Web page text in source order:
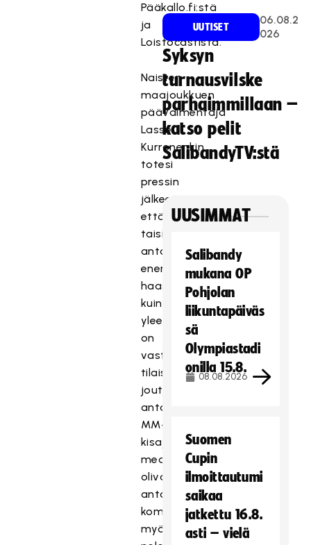
Pääkallo.fi:stä
ja
Loistocastista.
Naisten
maajoukkuen
päävalmentaja
Lasse
Kurronenkin
totesi
pressin
jälkeen,
että
taisi
antaa
enemmän
haastatteluja
kuin
yleensä
on
vastaavissa
tilaisuuksissa
joutunut
antamaan.
MM-
kisajoukkueesta
medialle
olivat
antamassa
kommentteja
myös
UUTISET
06.08.2
026
Syksyn
turnausvilske
parhaimmillaan –
katso pelit
SalibandyTV:stä
UUSIMMAT
Salibandy
mukana OP
Pohjolan
liikuntapäiväs
sä
Olympiastadi
onilla 15.8.
08.08.2026
Suomen
Cupin
ilmoittautumi
saikaa
jatkettu 16.8.
asti – vielä